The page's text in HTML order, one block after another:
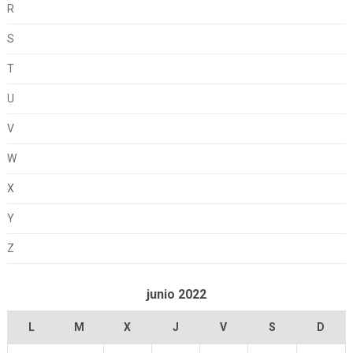
R
S
T
U
V
W
X
Y
Z
junio 2022
L M X J V S D